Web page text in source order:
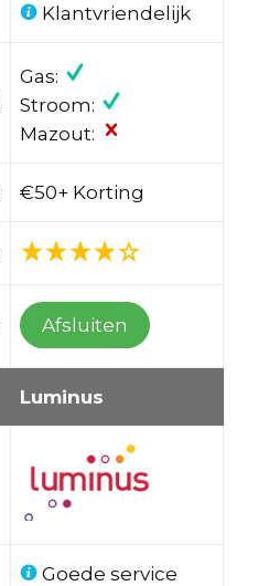
Klantvriendelijk
Gas:
Stroom:
Mazout:
€50+ Korting
Afsluiten
Luminus
Goede service